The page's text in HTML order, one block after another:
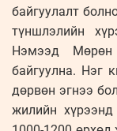
байгуулалт
түншлэлийн
Нэмээд
байгуулна. Нэг
дөрвөн эгнээ
жилийн